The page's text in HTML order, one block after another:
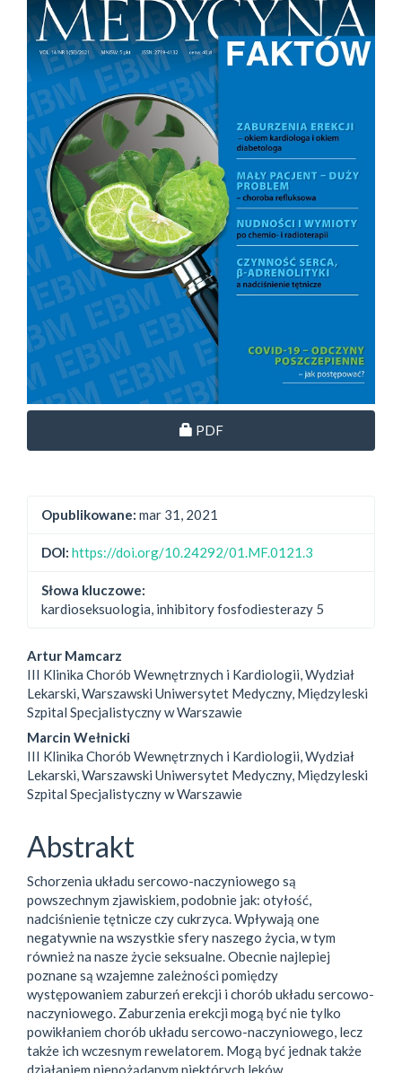
Dostęp przez subskrypcję
PDF
Opublikowane: mar 31, 2021
DOI: https://doi.org/10.24292/01.MF.0121.3
Słowa kluczowe:
kardioseksuologia, inhibitory fosfodiesterazy 5
Artur Mamcarz
III Klinika Chorób Wewnętrznych i Kardiologii, Wydział
Lekarski, Warszawski Uniwersytet Medyczny, Międzyleski
Szpital Specjalistyczny w Warszawie
Marcin Wełnicki
III Klinika Chorób Wewnętrznych i Kardiologii, Wydział
Lekarski, Warszawski Uniwersytet Medyczny, Międzyleski
Szpital Specjalistyczny w Warszawie
Abstrakt
Schorzenia układu sercowo-naczyniowego są
powszechnym zjawiskiem, podobnie jak: otyłość,
nadciśnienie tętnicze czy cukrzyca. Wpływają one
negatywnie na wszystkie sfery naszego życia, w tym
również na nasze życie seksualne. Obecnie najlepiej
poznane są wzajemne zależności pomiędzy
występowaniem zaburzeń erekcji i chorób układu sercowo-
naczyniowego. Zaburzenia erekcji mogą być nie tylko
powikłaniem chorób układu sercowo-naczyniowego, lecz
także ich wczesnym rewelatorem. Mogą być jednak także
działaniem niepożądanym niektórych leków